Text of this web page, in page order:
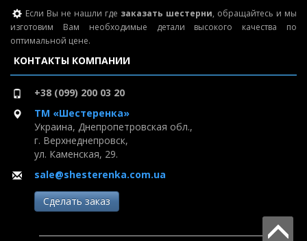
Если Вы не нашли где заказать шестерни, обращайтесь и мы
изготовим Вам необходимые детали высокого качества по
оптимальной цене.
КОНТАКТЫ КОМПАНИИ
+38 (099) 200 03 20
ТМ «Шестеренка»
Украина, Днепропетровская обл.,
г. Верхнеднепровск,
ул. Каменская, 29.
sale@shesterenka.com.ua
Сделать заказ